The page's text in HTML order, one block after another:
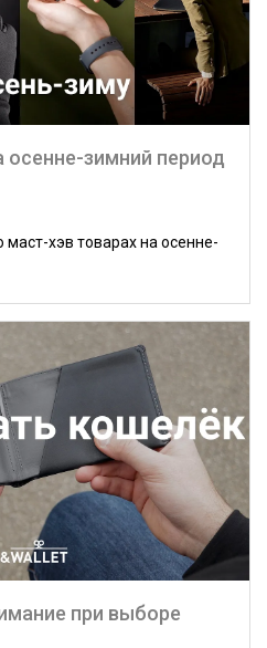
зимний период
хэв товарах на осенне-
при выборе